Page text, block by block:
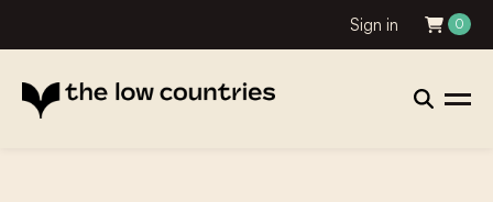
Sign in 0